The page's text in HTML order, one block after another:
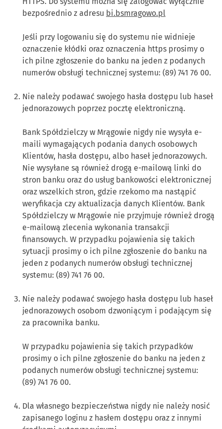
bezpośrednio z adresu bi.bsmragowo.pl
Jeśli przy logowaniu się do systemu nie widnieje
oznaczenie kłódki oraz oznaczenia https prosimy o
ich pilne zgłoszenie do banku na jeden z podanych
numerów obsługi technicznej systemu: (89) 741 76 00.
Nie należy podawać swojego hasła dostępu lub haseł
jednorazowych poprzez pocztę elektroniczną.
Bank Spółdzielczy w Mrągowie nigdy nie wysyła e-
maili wymagających podania danych osobowych
Klientów, hasła dostępu, albo haseł jednorazowych.
Nie wysyłane są również drogą e-mailową linki do
stron banku oraz do usług bankowości elektronicznej
oraz wszelkich stron, gdzie rzekomo ma nastąpić
weryfikacja czy aktualizacja danych Klientów. Bank
Spółdzielczy w Mrągowie nie przyjmuje również drogą
e-mailową zlecenia wykonania transakcji
finansowych. W przypadku pojawienia się takich
sytuacji prosimy o ich pilne zgłoszenie do banku na
jeden z podanych numerów obsługi technicznej
systemu: (89) 741 76 00.
Nie należy podawać swojego hasła dostępu lub haseł
jednorazowych osobom dzwoniącym i podającym się
za pracownika banku.
W przypadku pojawienia się takich przypadków
prosimy o ich pilne zgłoszenie do banku na jeden z
podanych numerów obsługi technicznej systemu:
(89) 741 76 00.
Dla własnego bezpieczeństwa nigdy nie należy nosić
zapisanego loginu z hasłem dostępu oraz z innymi